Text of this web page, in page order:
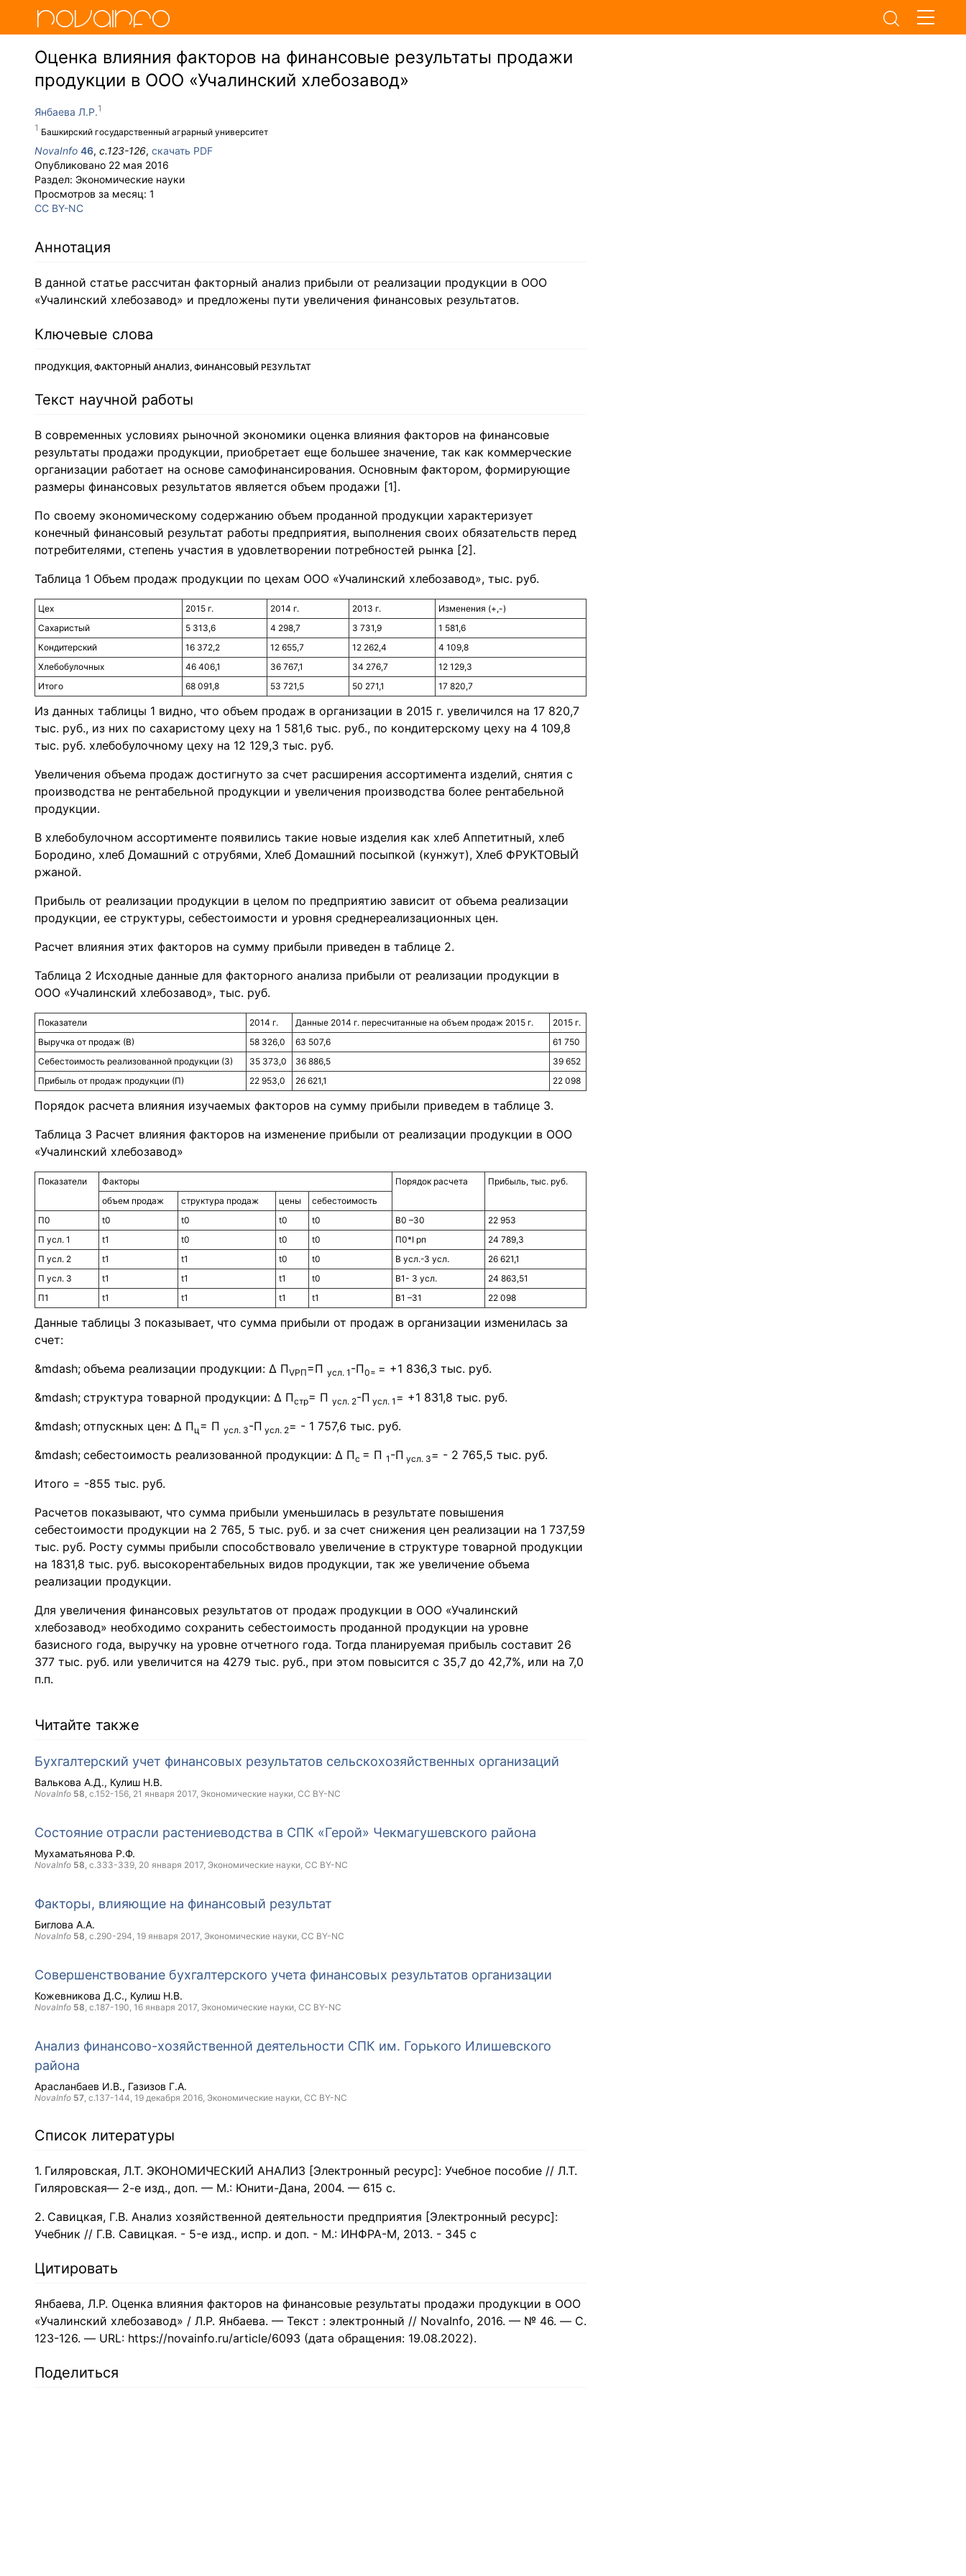
Оценка влияния факторов на финансовые результаты продажи
продукции в ООО «Учалинский хлебозавод»
Янбаева Л.Р.
Башкирский государственный аграрный университет
NovaInfo 46, с.123-126, скачать PDF
Опубликовано 22 мая 2016
Раздел: Экономические науки
Просмотров за месяц: 1
CC BY-NC
Аннотация
В данной статье рассчитан факторный анализ прибыли от реализации продукции в ООО
«Учалинский хлебозавод» и предложены пути увеличения финансовых результатов.
Ключевые слова
ПРОДУКЦИЯ, ФАКТОРНЫЙ АНАЛИЗ, ФИНАНСОВЫЙ РЕЗУЛЬТАТ
Текст научной работы
В современных условиях рыночной экономики оценка влияния факторов на финансовые
результаты продажи продукции, приобретает еще большее значение, так как коммерческие
организации работает на основе самофинансирования. Основным фактором, формирующие
размеры финансовых результатов является объем продажи [1].
По своему экономическому содержанию объем проданной продукции характеризует
конечный финансовый результат работы предприятия, выполнения своих обязательств перед
потребителями, степень участия в удовлетворении потребностей рынка [2].
Таблица 1 Объем продаж продукции по цехам ООО «Учалинский хлебозавод», тыс. руб.
Цех 2015 г. 2014 г. 2013 г.
Изменения (+,-)
Сахаристый
5 313,6 4 298,7 3 731,9
1 581,6
Кондитерский
16 372,2 12 655,7 12 262,4
4 109,8
Хлебобулочных
46 406,1 36 767,1 34 276,7
12 129,3
Итого
68 091,8 53 721,5 50 271,1 17 820,7
Из данных таблицы 1 видно, что объем продаж в организации в 2015 г. увеличился на 17 820,7
тыс. руб., из них по сахаристому цеху на 1 581,6 тыс. руб., по кондитерскому цеху на 4 109,8
тыс. руб. хлебобулочному цеху на 12 129,3 тыс. руб.
Увеличения объема продаж достигнуто за счет расширения ассортимента изделий, снятия с
производства не рентабельной продукции и увеличения производства более рентабельной
продукции.
В хлебобулочном ассортименте появились такие новые изделия как хлеб Аппетитный, хлеб
Бородино, хлеб Домашний с отрубями, Хлеб Домашний посыпкой (кунжут), Хлеб ФРУКТОВЫЙ
ржаной.
Прибыль от реализации продукции в целом по предприятию зависит от объема реализации
продукции, ее структуры, себестоимости и уровня среднереализационных цен.
Расчет влияния этих факторов на сумму прибыли приведен в таблице 2.
Таблица 2 Исходные данные для факторного анализа прибыли от реализации продукции в
ООО «Учалинский хлебозавод», тыс. руб.
Показатели 2014 г. Данные 2014 г. пересчитанные на объем продаж 2015 г.
2015 г.
Выручка от продаж (В)
58 326,0 63 507,6
61 750
Себестоимость реализованной продукции (З)
35 373,0 36 886,5
39 652
Прибыль от продаж продукции (П)
22 953,0 26 621,1 22 098
Порядок расчета влияния изучаемых факторов на сумму прибыли приведем в таблице 3.
Таблица 3 Расчет влияния факторов на изменение прибыли от реализации продукции в ООО
«Учалинский хлебозавод»
Показатели Факторы Порядок расчета
Прибыль, тыс. руб.
объем продаж
структура продаж цены
себестоимость
П0
t0 t0 t0 t0 B0 –З0
22 953
П усл. 1
t1 t0 t0 t0 П0*I pп
24 789,3
П усл. 2
t1 t1 t0 t0 В усл.-З усл.
26 621,1
П усл. 3
t1 t1 t1 t0 В1- З усл.
24 863,51
П1
t1 t1 t1 t1 B1 –З1 22 098
Данные таблицы 3 показывает, что сумма прибыли от продаж в организации изменилась за
счет:
объема реализации продукции: ∆ ПVPП=П усл. 1 -П0= = +1 836,3 тыс. руб.
структура товарной продукции: ∆ Пстр= П усл. 2-П усл. 1 = +1 831,8 тыс. руб.
отпускных цен: ∆ П ц= П усл. 3-П усл. 2= - 1 757,6 тыс. руб.
себестоимость реализованной продукции: ∆ Пс = П 1 -П усл. 3= - 2 765,5 тыс. руб.
Итого = -855 тыс. руб.
Расчетов показывают, что сумма прибыли уменьшилась в результате повышения
себестоимости продукции на 2 765, 5 тыс. руб. и за счет снижения цен реализации на 1 737,59
тыс. руб. Росту суммы прибыли способствовало увеличение в структуре товарной продукции
на 1831,8 тыс. руб. высокорентабельных видов продукции, так же увеличение объема
реализации продукции.
Для увеличения финансовых результатов от продаж продукции в ООО «Учалинский
хлебозавод» необходимо сохранить себестоимость проданной продукции на уровне
базисного года, выручку на уровне отчетного года. Тогда планируемая прибыль составит 26
377 тыс. руб. или увеличится на 4279 тыс. руб., при этом повысится с 35,7 до 42,7%, или на 7,0
п.п.
Читайте также
Бухгалтерский учет финансовых результатов сельскохозяйственных организаций
Валькова А.Д. Кулиш Н.В.
NovaInfo 58, с.152-156, 21 января 2017, Экономические науки, CC BY-NC
Состояние отрасли растениеводства в СПК «Герой» Чекмагушевского района
Мухаматьянова Р.Ф.
NovaInfo 58, с.333-339, 20 января 2017, Экономические науки, CC BY-NC
Факторы, влияющие на финансовый результат
Биглова А.А.
NovaInfo 58, с.290-294, 19 января 2017, Экономические науки, CC BY-NC
Совершенствование бухгалтерского учета финансовых результатов организации
Кожевникова Д.С. Кулиш Н.В.
NovaInfo 58, с.187-190, 16 января 2017, Экономические науки, CC BY-NC
Анализ финансово-хозяйственной деятельности СПК им. Горького Илишевского
района
Арасланбаев И.В. Газизов Г.А.
NovaInfo 57, с.137-144, 19 декабря 2016, Экономические науки, CC BY-NC
Список литературы
Гиляровская, Л.Т. ЭКОНОМИЧЕСКИЙ АНАЛИЗ [Электронный ресурс]: Учебное пособие // Л.Т.
Гиляровская— 2-е изд., доп. — М.: Юнити-Дана, 2004. — 615 с.
Савицкая, Г.В. Анализ хозяйственной деятельности предприятия [Электронный ресурс]:
Учебник // Г.В. Савицкая. - 5-e изд., испр. и доп. - М.: ИНФРА-М, 2013. - 345 с
Цитировать
Янбаева, Л.Р. Оценка влияния факторов на финансовые результаты продажи продукции в ООО
«Учалинский хлебозавод» / Л.Р. Янбаева. — Текст : электронный // NovaInfo, 2016. — № 46. — С.
123-126. — URL: https://novainfo.ru/article/6093 (дата обращения: 19.08.2022).
Поделиться